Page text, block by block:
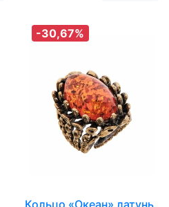
-30,67%
Кольцо «Океан» латунь,